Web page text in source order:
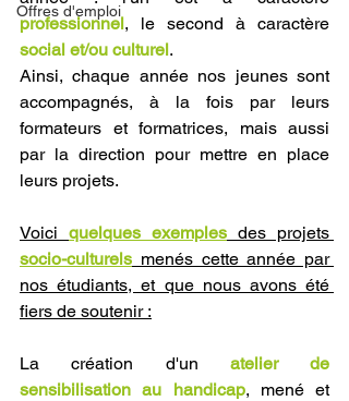
Offres d'emploi
professionnel
social et/ou culturel.
Ainsi, chaque année nos jeunes sont
accompagnés, à la fois par leurs
formateurs et formatrices, mais aussi
par la direction pour mettre en place
leurs projets.
Voici quelques exemples
socio-culturels menés cette année par
nos étudiants, et que nous avons été
fiers de soutenir :
La création d'un atelier de
sensibilisation au handicap, mené et